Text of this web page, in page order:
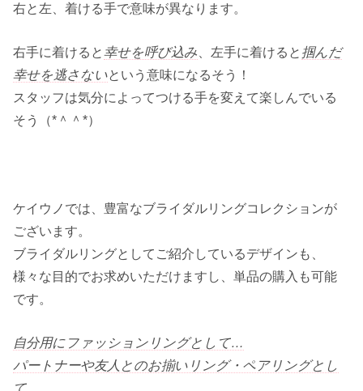
右と左、着ける手で意味が異なります。
右手に着けると幸せを呼び込み 、左手に着けると 掴んだ
幸せを逃さないという意味になるそう！
スタッフは気分によってつける手を変えて楽しんでいる
そう（*＾＾*）
ケイウノでは、豊富なブライダルリングコレクションが
ございます。
ブライダルリングとしてご紹介しているデザインも、
様々な目的でお求めいただけますし、単品の購入も可能
です。
自分用にファッションリングとして…
パートナーや友人とのお揃いリング・ペアリングとし